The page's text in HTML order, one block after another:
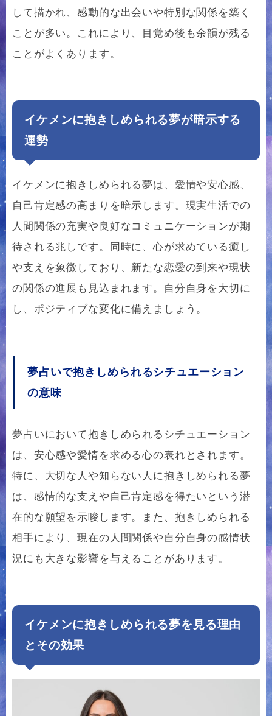
して描かれ、感動的な出会いや特別な関係を築く
ことが多い。これにより、目覚め後も余韻が残る
ことがよくあります。
イケメンに抱きしめられる夢が暗示する
運勢
イケメンに抱きしめられる夢は、愛情や安心感、
自己肯定感の高まりを暗示します。現実生活での
人間関係の充実や良好なコミュニケーションが期
待される兆しです。同時に、心が求めている癒し
や支えを象徴しており、新たな恋愛の到来や現状
の関係の進展も見込まれます。自分自身を大切に
し、ポジティブな変化に備えましょう。
夢占いで抱きしめられるシチュエーション
の意味
夢占いにおいて抱きしめられるシチュエーション
は、安心感や愛情を求める心の表れとされます。
特に、大切な人や知らない人に抱きしめられる夢
は、感情的な支えや自己肯定感を得たいという潜
在的な願望を示唆します。また、抱きしめられる
相手により、現在の人間関係や自分自身の感情状
況にも大きな影響を与えることがあります。
イケメンに抱きしめられる夢を見る理由
とその効果